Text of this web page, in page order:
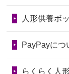
いたことが...
の回りの物...
第75回人
第73回人形
人形供養ボ
PayPayにつ
らくらく人